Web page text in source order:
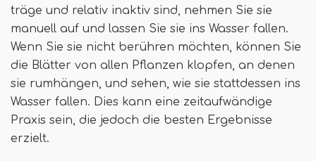
träge und relativ inaktiv sind, nehmen Sie sie
manuell auf und lassen Sie sie ins Wasser fallen.
Wenn Sie sie nicht berühren möchten, können Sie
die Blätter von allen Pflanzen klopfen, an denen
sie rumhängen, und sehen, wie sie stattdessen ins
Wasser fallen. Dies kann eine zeitaufwändige
Praxis sein, die jedoch die besten Ergebnisse
erzielt.